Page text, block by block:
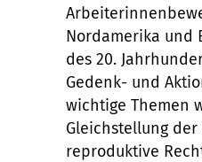
Nordamerika und
des 20.
Gedenk- und
wichtige Themen
Gleichstellung der
reproduktive